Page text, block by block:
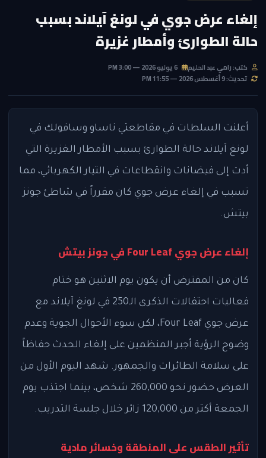
إلغاء عرض جوي في لونغ آيلاند بسبب
حالة الطوارئ وأمطار غزيرة
كتب: رامي عبد الحليم
تحديث: 9 أغسطس 2026 — 11:55 PM
أعلنت السلطات في مقاطعتي ناساو وسافولك في
لونغ آيلاند حالة الطوارئ بسبب الأمطار الغزيرة التي
أدت إلى فيضانات وانقطاعات في التيار الكهربائي، مما
تسبب في إلغاء عرض جوي كان مقرراً في شاطئ جونز
بيتش.
إلغاء عرض جوي Four Leaf في جونز بيتش
كان من المفترض أن يكون يوم الاثنين هو ختام
فعاليات احتفالات الذكرى الـ250 في لونغ آيلاند مع
عرض جوي Four Leaf، لكن سوء الأحوال الجوية وعدم
وضوح الرؤية أجبر المنظمين على إلغاء الحدث حفاظاً
على سلامة الطائرات والجمهور. شهد اليوم الأول من
العرض حضور نحو 260,000 شخص، بينما اجتذب يوم
الجمعة أكثر من 120,000 زائر خلال جلسة التدريب.
تأثير الطقس على المنطقة وخسائر مادية